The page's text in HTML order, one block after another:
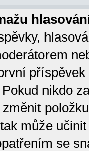
nikdo
může
se